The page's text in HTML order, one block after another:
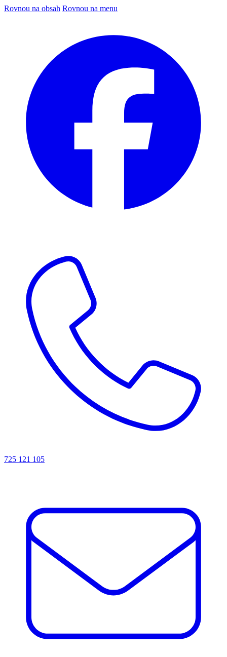
Rovnou na obsah Rovnou na menu
725 121 105